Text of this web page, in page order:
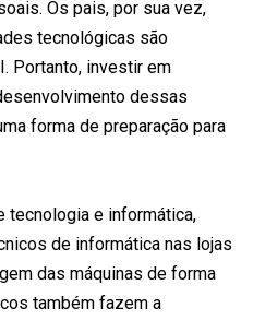
Os pais, por sua vez,
tecnológicas são
Portanto, investir em
dessas
forma de preparação para
tecnologia e informática,
de informática nas lojas
das máquinas de forma
também fazem a